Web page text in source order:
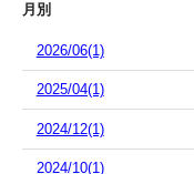
月別
2026/06(1)
2025/04(1)
2024/12(1)
2024/10(1)